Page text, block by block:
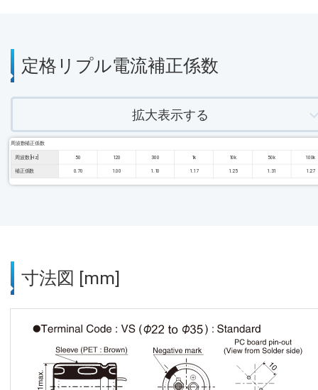
定格リプル電流補正係数
拡大表示する
周波数補正係数
周波数 [Hz] 50 120 300 1k 10k 50k 100k
補正係数 0.70 1.00 1.10 1.17 1.25 1.31 1.27
寸法図 [mm]